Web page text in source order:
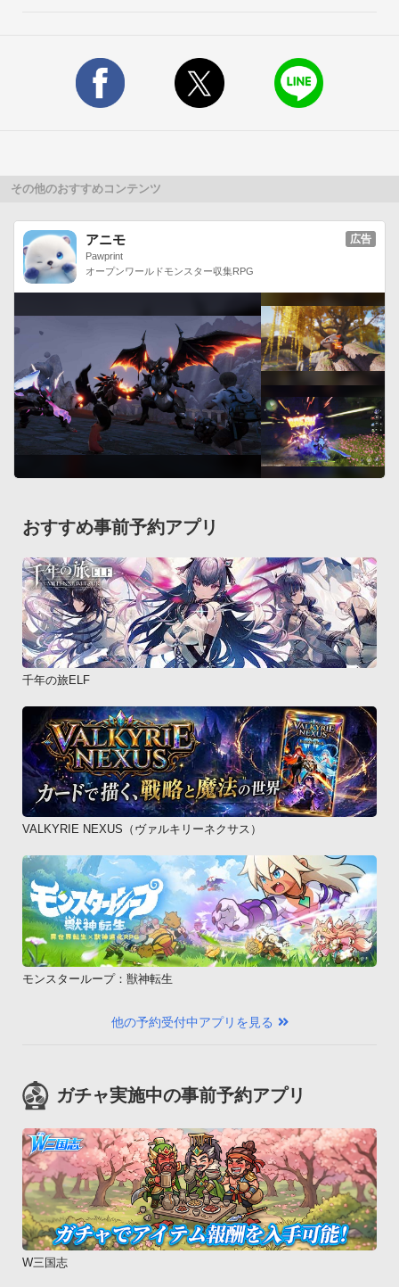
・MEDIAS LTE N-04D
・Q-pot.Phone SH-04D
・GALAXY NEXUS SC-04D
・MEDIAS PP N-01D
・Optimus LTE L-01D
・AQUOS PHONE slider SH-02D
・AQUOS PHONE SH-01D
・GALAXY NEXUS SC-04D
・ARROWS Kiss F-03D
・GALAXY S II LTE SC-03D
・with series REGZA Phone T-01D
・with series P-01D
・Xperia PLAY SO-01D
・Xperia ray SO-03C
・P-07C
・Xperia acro SO-02C
・MEDIAS WP N-06C
・AQUOS PHONE SH-12C
・LYNX 3D SH-03C
・REGZA Phone T-01C
・Xperia arc SO-01C
・MEDIAS N-04C
・Xperia SO-01B
・GALAXY S SC-02Bau・Optimus X IS11LG
・GALAXY SII WiMAX ISW11SC
・ARROWS ES IS12F
・MEDIAS BR IS11N
・AQUOS PHONE IS14SH
・ARROWS Z ISW11F
・DIGNO ISW11K
・AQUOS PHONE IS13SH
・htc EVO 3D ISW12HT
・htc EVO WiMAX ISW11HT
・MIRACH IS11PT
・REGZA Phone IS11T
・INFOBAR A01
・AQUOS PHONE IS11SH
・REGZA Phone(IS04)
・IS03※Eメールの着信音につきまして、本アプリでは「通知
音」の変更のみ可能となっているため、「通知音」とは別に
「メール着信音」がある機種につきましては、「メール着信
音」には設定出来ません。予めご了承下さいますようお願い申
し上げます。SoftBank・LUMIX Phone 101P
その他のおすすめコンテンツ
アニモ
Pawprint
オープンワールドモンスター収集RPG
広告
おすすめ事前予約アプリ
千年の旅ELF
VALKYRIE NEXUS（ヴァルキリーネクサス）
モンスターループ：獣神転生
他の予約受付中アプリを見る
ガチャ実施中の事前予約アプリ
W三国志